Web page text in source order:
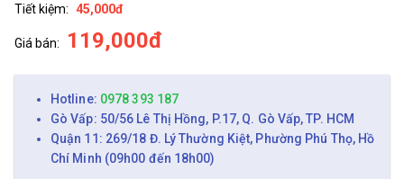
Tiết kiệm: 45,000đ
Giá bán: 119,000đ
Hotline: 0978 393 187
Gò Vấp: 50/56 Lê Thị Hồng, P.17, Q. Gò Vấp, TP. HCM
Quận 11: 269/18 Đ. Lý Thường Kiệt, Phường Phú Thọ, Hồ
Chí Minh (09h00 đến 18h00)